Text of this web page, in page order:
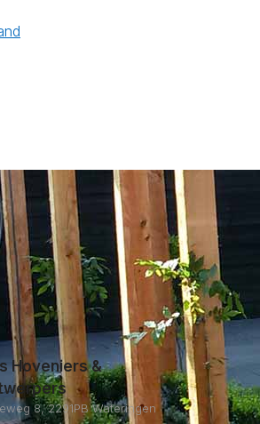
Hoveniers &
8, 2291PB Wateringen